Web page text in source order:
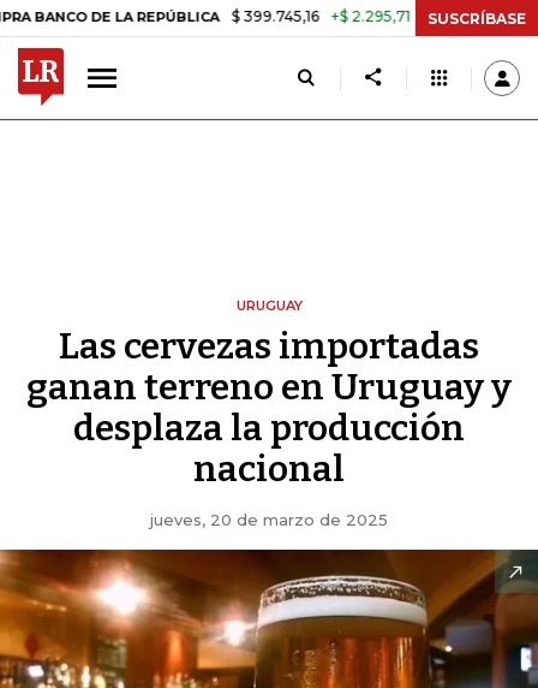
DE LA REPÚBLICA $ 399.745,16 +$ 2.295,71 +0,58% TASA DE
SUSCRÍBASE
URUGUAY
Las cervezas importadas
ganan terreno en Uruguay y
desplaza la producción
nacional
jueves, 20 de marzo de 2025